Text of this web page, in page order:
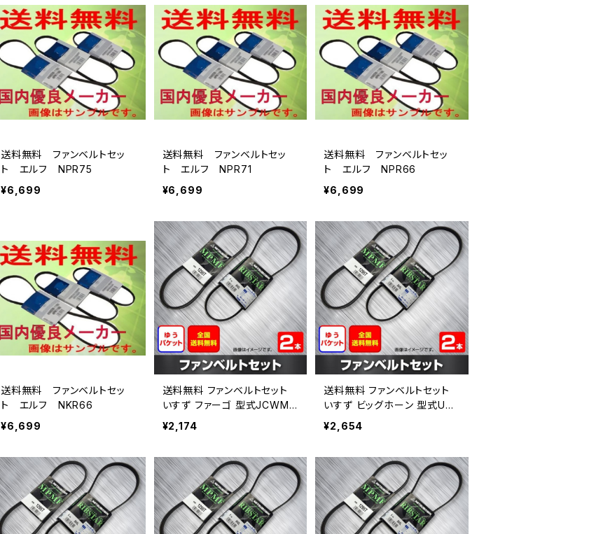
送料無料 ファンベルトセッ
ト エルフ NPR75
¥6,699
送料無料 ファンベルトセッ
ト エルフ NPR71
¥6,699
送料無料 ファンベルトセッ
ト エルフ NPR66
¥6,699
送料無料 ファンベルトセッ
ト エルフ NKR66
¥6,699
送料無料 ファンベルトセット
いすず ファーゴ 型式JCWMG
E24 H06.05～H13.05 （国内
トップメーカー） 2本セット HA
¥2,174
送料無料 ファンベルトセット
いすず ビッグホーン 型式UBS
69 H09.12～ （国内トップメー
カー） 2本セット HAB-1327
¥2,654